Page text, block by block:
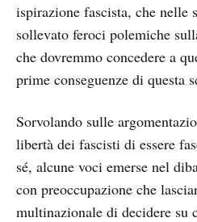
ispirazione fascista, che nelle
sollevato feroci polemiche
che dovremmo concedere a
prime conseguenze di questa
Sorvolando sulle
libertà dei fascisti di essere
sé, alcune voci emerse nel
con preoccupazione che
multinazionale di decidere su